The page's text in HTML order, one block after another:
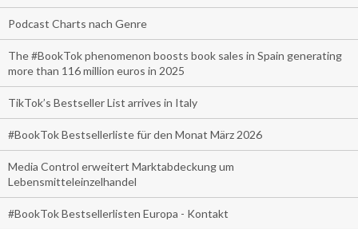
Podcast Charts nach Genre
The #BookTok phenomenon boosts book sales in Spain generating
more than 116 million euros in 2025
TikTok’s Bestseller List arrives in Italy
#BookTok Bestsellerliste für den Monat März 2026
Media Control erweitert Marktabdeckung um
Lebensmitteleinzelhandel
#BookTok Bestsellerlisten Europa - Kontakt